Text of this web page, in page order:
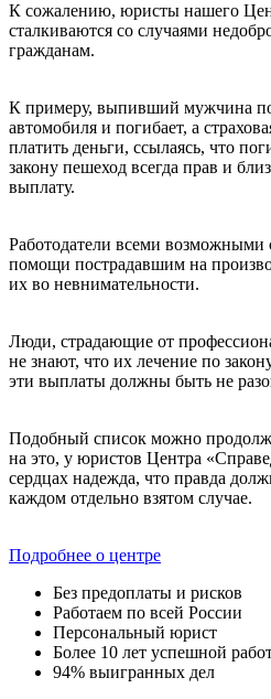
К сожалению, юристы нашего
сталкиваются со случаями
гражданам.
К примеру, выпивший мужчина
автомобиля и погибает, а
платить деньги, ссылаясь, что
закону пешеход всегда прав и
выплату.
Работодатели всеми возможными
помощи пострадавшим на
их во невнимательности.
Люди, страдающие от
не знают, что их лечение по
эти выплаты должны быть не
Подобный список можно
на это, у юристов Центра
сердцах надежда, что правда
каждом отдельно взятом случае.
Подробнее о центре
Без предоплаты и рисков
Работаем по всей России
Персональный юрист
Более 10 лет успешной
94% выигранных дел